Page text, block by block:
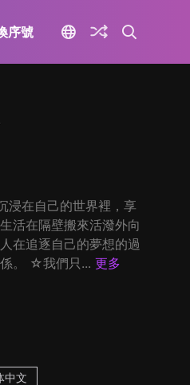
序號
浸在自己的世界裡，享
活在隔壁搬來活潑外向
在追逐自己的夢想的過
。 ☆我們只... 更多
中文